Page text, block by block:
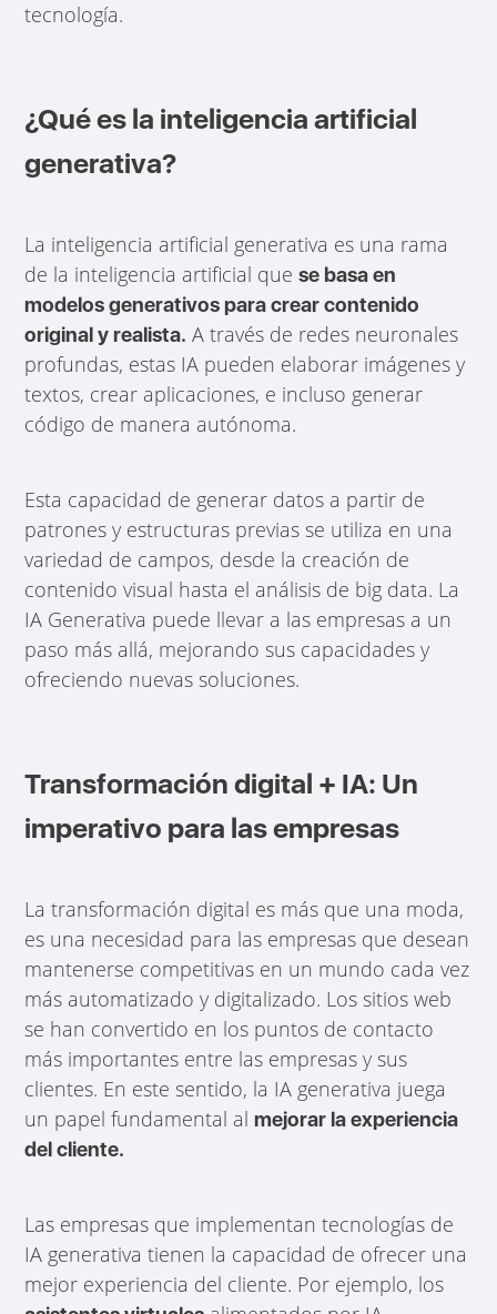
tecnología.
¿Qué es la inteligencia artificial
generativa?
La inteligencia artificial generativa es una rama
de la inteligencia artificial quese basa en
modelos generativos para crear contenido
original y realista. A través de redes neuronales
profundas, estas IA pueden elaborar imágenes y
textos, crear aplicaciones, e incluso generar
código de manera autónoma.
Esta capacidad de generar datos a partir de
patrones y estructuras previas se utiliza en una
variedad de campos, desde la creación de
contenido visual hasta el análisis de big data. La
IA Generativa puede llevar a las empresas a un
paso más allá, mejorando sus capacidades y
ofreciendo nuevas soluciones.
Transformación digital + IA: Un
imperativo para las empresas
La transformación digital es más que una moda,
es una necesidad para las empresas que desean
mantenerse competitivas en un mundo cada vez
más automatizado y digitalizado. Los sitios web
se han convertido en los puntos de contacto
más importantes entre las empresas y sus
clientes. En este sentido, la IA generativa juega
un papel fundamental almejorar la experiencia
del cliente.
Las empresas que implementan tecnologías de
IA generativa tienen la capacidad de ofrecer una
mejor experiencia del cliente. Por ejemplo, los